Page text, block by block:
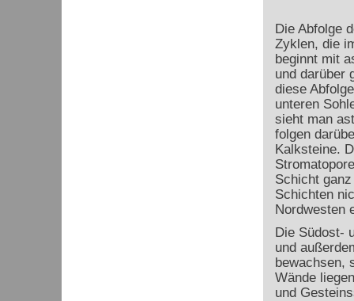
Die Abfolge
Zyklen, die
beginnt mit
und darüber
diese
unteren
sieht man
folgen
Kalksteine.
Schicht
Schichten
Nordwesten
Die Südost-
und
bewachsen,
Wände
und